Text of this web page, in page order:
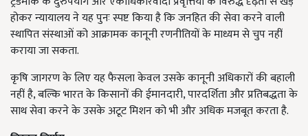
होकर न्यायालय ने यह पुनः स्पष्ट किया है कि जनहित की सेवा करने वाली
स्थापित संस्थाओं को आक्रामक कानूनी रणनीतियों के माध्यम से चुप नहीं
कराया जा सकता.
कृषि जागरण के लिए यह फैसला केवल उसके कानूनी अधिकारों की बहाली
नहीं है, बल्कि भारत के किसानों की ईमानदारी, पारदर्शिता और प्रतिबद्धता के
साथ सेवा करने के उसके अटूट मिशन को भी और अधिक मजबूत करता है.